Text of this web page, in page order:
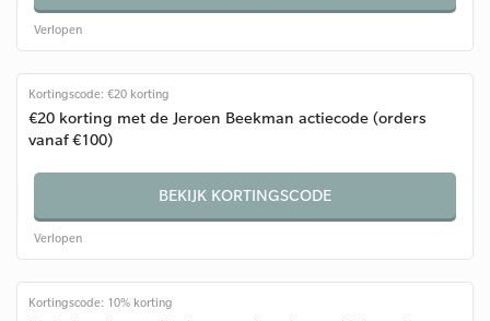
Verlopen
Kortingscode: €20 korting
€20 korting met de Jeroen Beekman actiecode (orders
vanaf €100)
BEKIJK KORTINGSCODE
Verlopen
Kortingscode: 10% korting